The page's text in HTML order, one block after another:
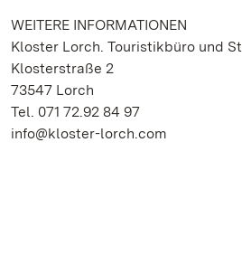
WEITERE INFORMATIONEN
Kloster Lorch. Touristikbüro und
Klosterstraße 2
73547 Lorch
Tel. 071 72.92 84 97
info@kloster-lorch.com